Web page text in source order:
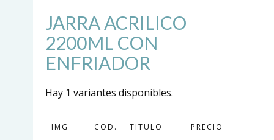
JARRA ACRILICO
2200ML CON
ENFRIADOR
Hay 1 variantes disponibles.
IMG COD. TITULO PRECIO